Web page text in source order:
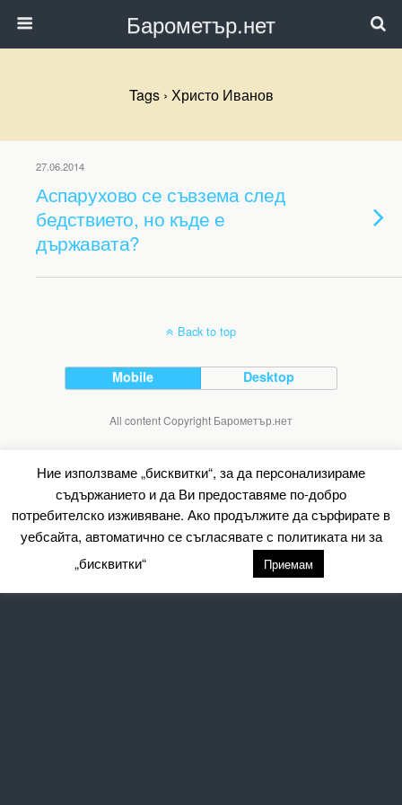
Барометър.нет
Tags › Христо Иванов
27.06.2014
Аспарухово се съвзема след
бедствието, но къде е
държавата?
Back to top
Mobile Desktop
All content Copyright Барометър.нет
Ние използваме „бисквитки“, за да персонализираме
съдържанието и да Ви предоставяме по-добро
потребителско изживяване. Ако продължите да сърфирате в
уебсайта, автоматично се съгласявате с политиката ни за
„бисквитки“
Приемам